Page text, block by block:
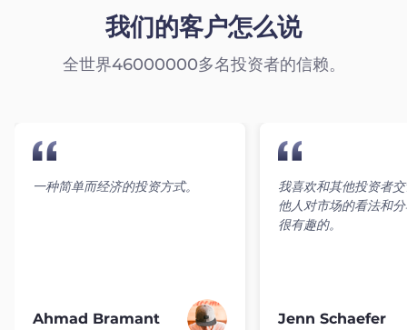
我们的客户怎么说
全世界46000000多名投资者的信赖。
一种简单而经济的投资方式。
Ahmad Bramant
我喜欢和其他投资者
他人对市场的看法和
很有趣的。
Jenn Schaefer